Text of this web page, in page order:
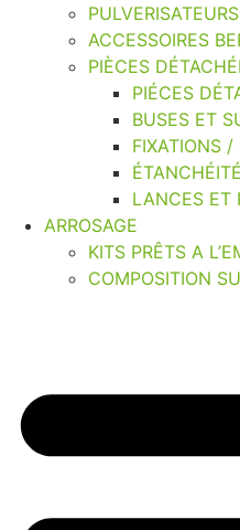
ACCESSOIRES
PIÈCES
PIÉCES
BUSES ET
FIXATIONS /
ÉTANCHÉITÉ
LANCES ET
ARROSAGE
KITS PRÊTS A
COMPOSITION